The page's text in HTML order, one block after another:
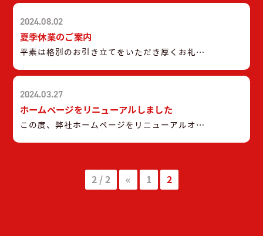
下さいませ。 メーカー緊急受付窓口のご案内
京セラ株式会社 0120-33-5582 ダイキンコンタ
クトセンター 0120-88-1081 パナソニック住ま
いサポート 0120-87-8709 三菱電機お客様相談
年12月2日(月)〜令和6年12月3日(火) （令和6
年12月4日（水）から通常通りの営業となりま
す。） 休み中はお急ぎの用件に対応できない場
カー緊急受付窓口のご案内 京セラ株式会社
0120-33-5582 ダイキンコンタクトセンター
0120-88-1081 パナソニック住まいサポート
0120-87-8709 三菱電機お客様相談センター
2024.08.02
夏季休業のご案内
平素は格別のお引き立てをいただき厚くお礼申
休業日】令和6年8月12日(月)〜令和6年8月20
日(火) （令和6年8月21日（水）から通常通り
の営業となります。） 休み中はお急ぎの用件に
センター 0120-88-1081 パナソニック住まいサ
2024.03.27
ホームページをリニューアルしました
この度、弊社ホームページをリニューアルオー
2 / 2 « 1 2